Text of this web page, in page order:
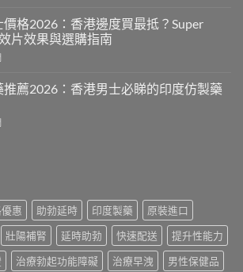
格2026：香港邊度買最抵？Super
片效果與選購指南
推薦2026：香港男士必睇的印度仿製藥
惠 助勃延時 印度製藥
原裝進口
壯陽補腎 延時助勃 快速配送
提升性能力
治療勃起功能障礙 治療早洩
男性保健品